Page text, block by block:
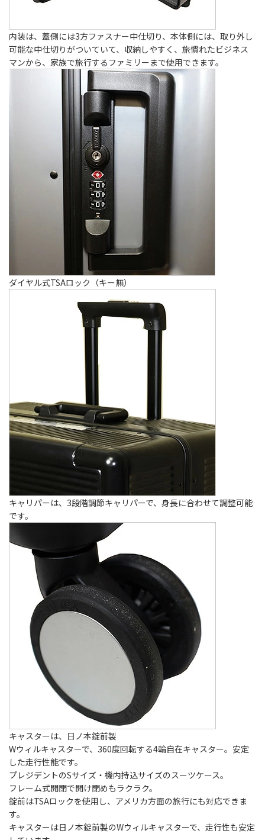
内装は、蓋側には3方ファスナー中仕切り、本体側には、取り外し
可能な中仕切りがついていて、収納しやすく、旅慣れたビジネス
マンから、家族で旅行するファミリーまで使用できます。
ダイヤル式TSAロック（キー無）
キャリパーは、3段階調節キャリパーで、身長に合わせて調整可能
です。
キャスターは、日ノ本錠前製
Wウィルキャスターで、360度回転する4輪自在キャスター。安定
した走行性能です。
プレジデントのSサイズ・機内持込サイズのスーツケース。
フレーム式開閉で開け閉めもラクラク。
錠前はTSAロックを使用し、アメリカ方面の旅行にも対応できま
す。
キャスターは日ノ本錠前製のWウィルキャスターで、走行性も安定